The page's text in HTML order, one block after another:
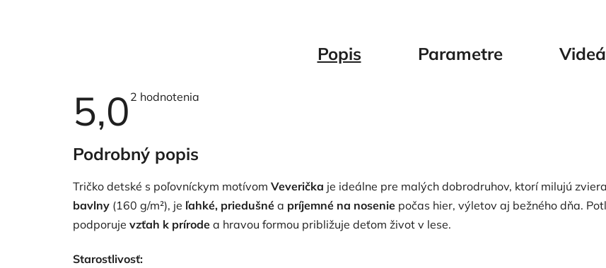
Popis Parametre
5,0 Priemerné
z
5
2 hodnotenia
Podrobný popis
Tričko detské s poľovníckym motívom Veverička je ideálne pre malých dobrodruhov, ktorí milujú
bavlny (160 g/m²), je ľahké, priedušné a príjemné na nosenie počas hier, výletov aj bežného dňa.
podporuje vzťah k prírode a hravou formou približuje deťom život v lese.
Starostlivosť: